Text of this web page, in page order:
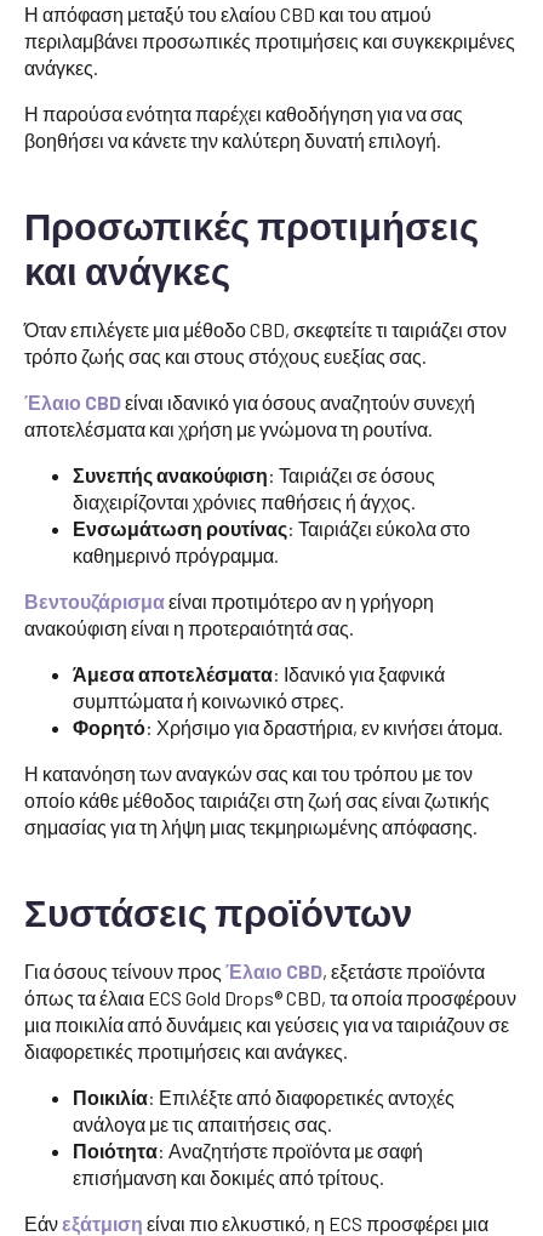
Η απόφαση μεταξύ του ελαίου CBD και του ατμού
περιλαμβάνει προσωπικές προτιμήσεις και συγκεκριμένες
ανάγκες.
Η παρούσα ενότητα παρέχει καθοδήγηση για να σας
βοηθήσει να κάνετε την καλύτερη δυνατή επιλογή.
Προσωπικές προτιμήσεις
και ανάγκες
Όταν επιλέγετε μια μέθοδο CBD, σκεφτείτε τι ταιριάζει στον
τρόπο ζωής σας και στους στόχους ευεξίας σας.
Έλαιο CBDείναι ιδανικό για όσους αναζητούν συνεχή
αποτελέσματα και χρήση με γνώμονα τη ρουτίνα.
Συνεπής ανακούφιση: Ταιριάζει σε όσους
διαχειρίζονται χρόνιες παθήσεις ή άγχος.
Ενσωμάτωση ρουτίνας: Ταιριάζει εύκολα στο
καθημερινό πρόγραμμα.
Βεντουζάρισμαείναι προτιμότερο αν η γρήγορη
ανακούφιση είναι η προτεραιότητά σας.
Άμεσα αποτελέσματα: Ιδανικό για ξαφνικά
συμπτώματα ή κοινωνικό στρες.
Φορητό: Χρήσιμο για δραστήρια, εν κινήσει άτομα.
Η κατανόηση των αναγκών σας και του τρόπου με τον
οποίο κάθε μέθοδος ταιριάζει στη ζωή σας είναι ζωτικής
σημασίας για τη λήψη μιας τεκμηριωμένης απόφασης.
Συστάσεις προϊόντων
Για όσους τείνουν προς Έλαιο CBD, εξετάστε προϊόντα
όπως τα έλαια ECS Gold Drops® CBD, τα οποία προσφέρουν
μια ποικιλία από δυνάμεις και γεύσεις για να ταιριάζουν σε
διαφορετικές προτιμήσεις και ανάγκες.
Ποικιλία: Επιλέξτε από διαφορετικές αντοχές
ανάλογα με τις απαιτήσεις σας.
Ποιότητα: Αναζητήστε προϊόντα με σαφή
επισήμανση και δοκιμές από τρίτους.
Εάνεξάτμιση είναι πιο ελκυστικό, η ECS προσφέρει μια